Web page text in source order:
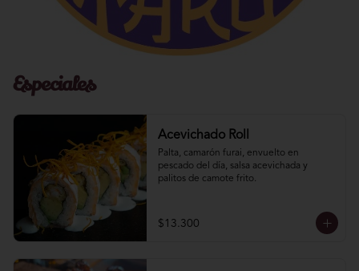
Especiales
Acevichado Roll
Palta, camarón furai, envuelto en
pescado del día, salsa acevichada y
palitos de camote frito.
$13.300